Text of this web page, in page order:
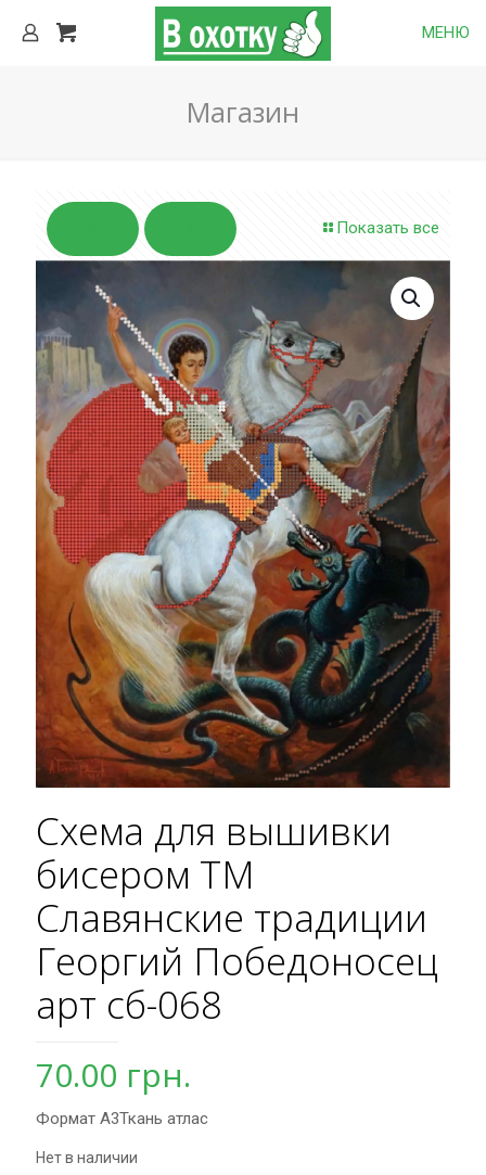
МЕНЮ
Магазин
Показать все
Схема для вышивки
бисером ТМ
Славянские традиции
Георгий Победоносец
арт сб-068
70.00 грн.
Формат А3Ткань атлас
Нет в наличии